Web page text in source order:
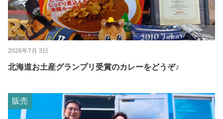
2026年7月 3日
北海道お土産グランプリ受賞のカレーをどうぞ♪
販売